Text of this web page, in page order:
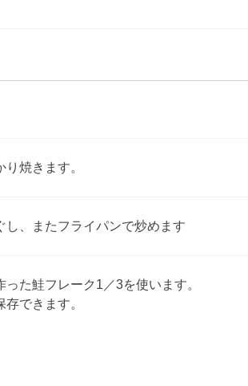
焼きます。
し、またフライパンで炒めます
た鮭フレーク1／3を使います。
できます。